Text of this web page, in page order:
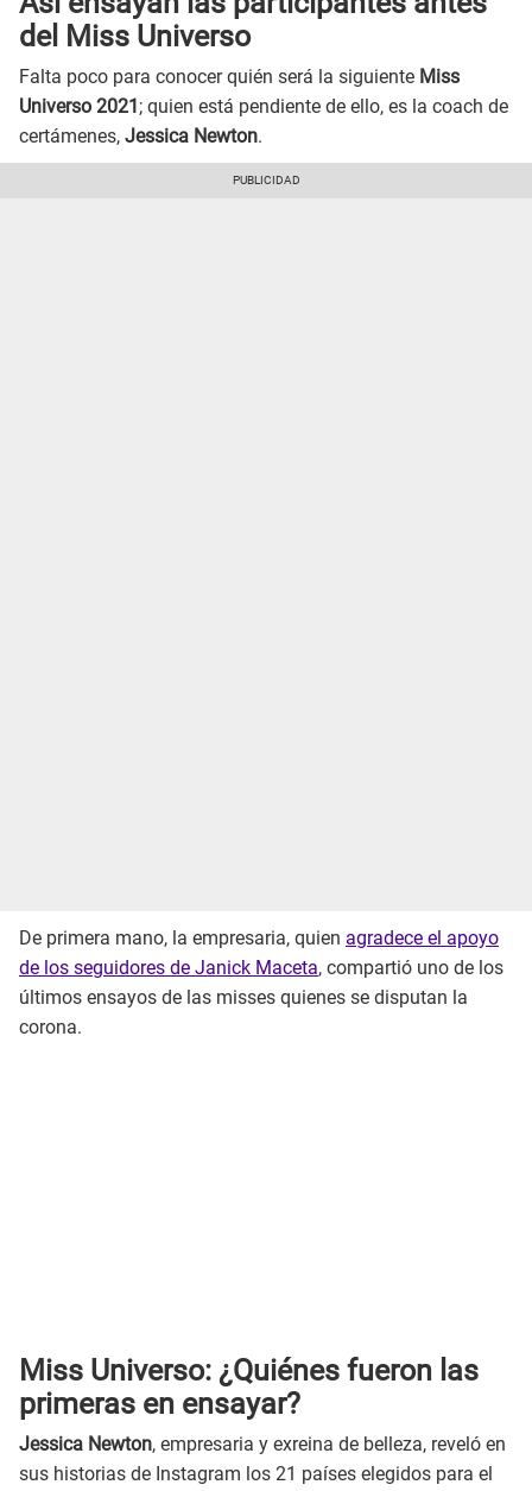
del Miss Universo
Falta poco para conocer quién será la siguiente Miss
Universo 2021 ; quien está pendiente de ello, es la coach de
certámenes, Jessica Newton.
De primera mano, la empresaria, quien agradece el apoyo
de los seguidores de Janick Maceta, compartió uno de los
últimos ensayos de las misses quienes se disputan la
corona.
Miss Universo: ¿Quiénes fueron las
primeras en ensayar?
Jessica Newton, empresaria y exreina de belleza, reveló en
sus historias de Instagram los 21 países elegidos para el